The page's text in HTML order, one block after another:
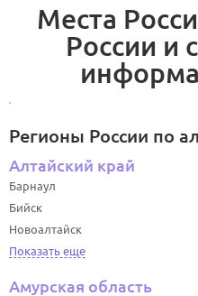
Места
России и
Регионы России по
Алтайский край
Барнаул
Бийск
Новоалтайск
Показать еще
Амурская область